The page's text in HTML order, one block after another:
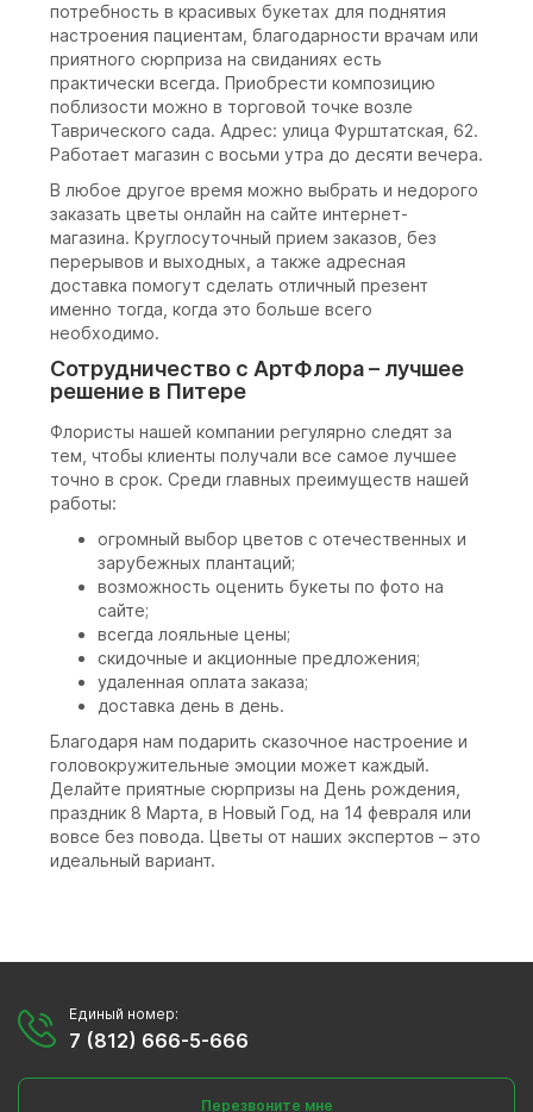
потребность в красивых букетах для поднятия
настроения пациентам, благодарности врачам или
приятного сюрприза на свиданиях есть
практически всегда. Приобрести композицию
поблизости можно в торговой точке возле
Таврического сада. Адрес: улица Фурштатская, 62.
Работает магазин с восьми утра до десяти вечера.
В любое другое время можно выбрать и недорого
заказать цветы онлайн на сайте интернет-
магазина. Круглосуточный прием заказов, без
перерывов и выходных, а также адресная
доставка помогут сделать отличный презент
именно тогда, когда это больше всего
необходимо.
Сотрудничество с АртФлора – лучшее
решение в Питере
Флористы нашей компании регулярно следят за
тем, чтобы клиенты получали все самое лучшее
точно в срок. Среди главных преимуществ нашей
работы:
огромный выбор цветов с отечественных и
зарубежных плантаций;
возможность оценить букеты по фото на
сайте;
всегда лояльные цены;
скидочные и акционные предложения;
удаленная оплата заказа;
доставка день в день.
Благодаря нам подарить сказочное настроение и
головокружительные эмоции может каждый.
Делайте приятные сюрпризы на День рождения,
праздник 8 Марта, в Новый Год, на 14 февраля или
вовсе без повода. Цветы от наших экспертов – это
идеальный вариант.
Единый номер:
7 (812) 666-5-666
Перезвоните мне